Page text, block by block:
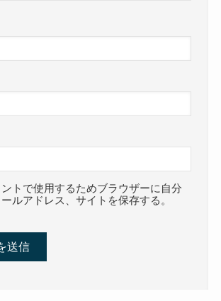
トで使用するためブラウザーに自分
ルアドレス、サイトを保存する。